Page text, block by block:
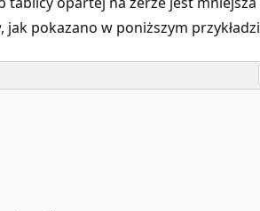
pokazano w poniższym